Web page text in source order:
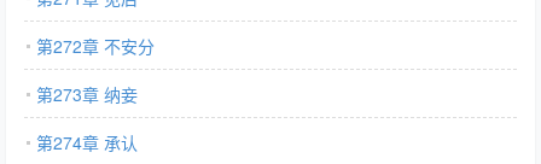
第272章 不安分
第273章 纳妾
第274章 承认